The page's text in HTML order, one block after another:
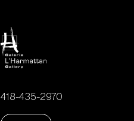
418-435-2970